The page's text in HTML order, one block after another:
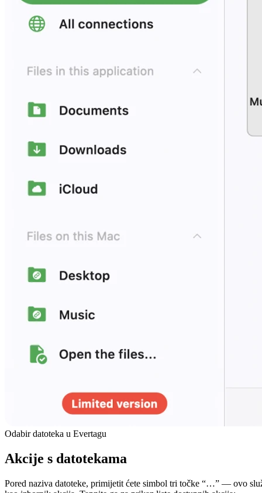
Odabir datoteka u Evertagu
Akcije s datotekama
Pored naziva datoteke, primijetit ćete simbol tri točke “…” — ovo